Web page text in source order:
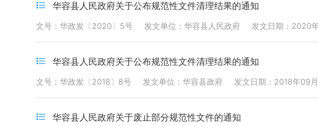
华容县人民政府关于公布规范性文件清理结果的通知
文号：华政发〔2020〕5号 发文单位：华容县人民政府 发文日期：2020
华容县人民政府关于公布规范性文件清理结果的通知
文号：华政发〔2018〕8号 发文单位：华容县政府 发文日期：2018年09
华容县人民政府关于废止部分规范性文件的通知